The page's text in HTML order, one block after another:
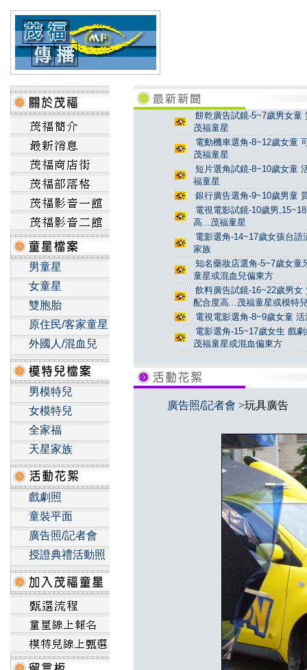
男童星
女童星
雙胞胎
原住民/客家童星
外國人/混血兒
男模特兒
女模特兒
全家福
天星家族
戲劇照
童裝平面
廣告照/記者會
授證典禮活動照
餅乾廣告試鏡-5~7歲男女
茂福童星
電動機車選角-8~12歲女童
茂福童星
短片選角試鏡-8~10歲女童
福童星
銀行廣告選角-9~10歲男童
電視電影試鏡-10歲男
高...茂福童星
電影選角-14~17歲女孩台
家族
知名藥妝店選角-5~7歲女童
童星或混血兒偏東方
飲料廣告試鏡-16~22歲男
配合度高...茂福童星或模特
電視電影選角-8~9歲女童
電影選角-15~17歲女生 戲
茂福童星或混血偏東方
廣告照/記者會 >玩具廣告